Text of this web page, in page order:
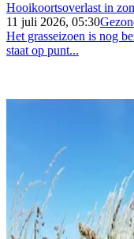
Hooikoortsoverlast in
11 juli 2026, 05:30
Het grasseizoen is nog
staat op punt...